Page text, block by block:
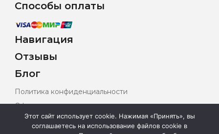
Способы оплаты
Навигация
Отзывы
Блог
Политика конфиденциальности
Оферта
Карта сайта
Этот сайт использует cookie. Нажимая «Принять», вы
соглашаетесь на использование файлов cookie в